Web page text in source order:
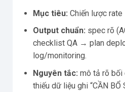
Mục tiêu: Chiến lược
Output chuẩn: spec rõ
checklist QA → plan
log/monitoring.
Nguyên tắc: mô tả rõ bối
thiếu dữ liệu ghi “CẦN BỔ